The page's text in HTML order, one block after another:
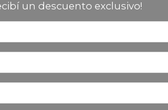
un descuento exclusivo!